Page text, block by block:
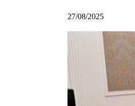
27/08/2025